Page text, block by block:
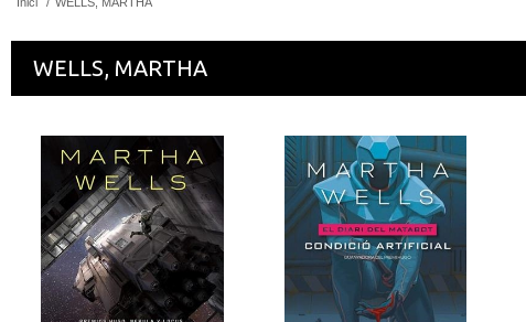
WELLS, MARTHA